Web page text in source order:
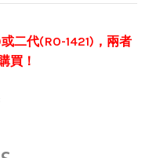
二代(RO-1421)，兩者
買！